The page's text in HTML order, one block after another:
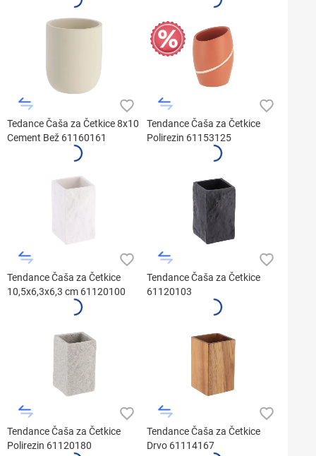
Tedance Čaša za Četkice 8x10
Cement Bež 61160161
Tendance Čaša za Četkice
Polirezin 61153125
Tendance Čaša za Četkice
10,5x6,3x6,3 cm 61120100
Tendance Čaša za Četkice
61120103
Tendance Čaša za Četkice
Polirezin 61120180
Tendance Čaša za Četkice
Drvo 61114167